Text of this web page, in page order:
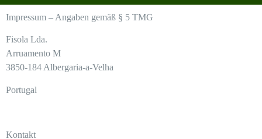
Impressum – Angaben gemäß § 5 TMG
Fisola Lda.
Arruamento M
3850-184 Albergaria-a-Velha
Portugal
Kontakt